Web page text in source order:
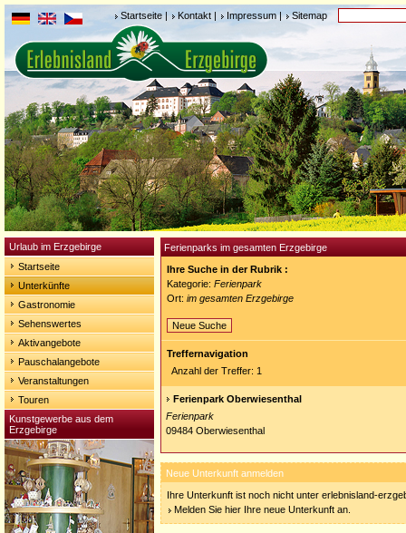
Startseite | Kontakt | Impressum| Sitemap
Urlaub im Erzgebirge
Startseite
Unterkünfte
Gastronomie
Sehenswertes
Aktivangebote
Pauschalangebote
Veranstaltungen
Touren
Kunstgewerbe aus dem
Erzgebirge
Ferienparks im gesamten Erzgebirge
Ihre Suche in der Rubrik :
Kategorie: Ferienpark
Ort: im gesamten Erzgebirge
Neue Suche
Treffernavigation
Anzahl der Treffer: 1
Ferienpark Oberwiesenthal
Ferienpark
09484 Oberwiesenthal
Neue Unterkunft anmelden
Ihre Unterkunft ist noch nicht unter erlebnisland-
Melden Sie hier Ihre neue Unterkunft an.